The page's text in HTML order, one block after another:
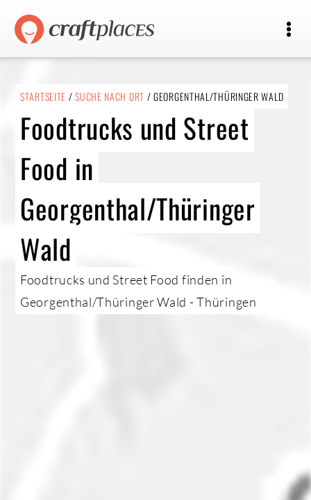
STARTSEITE /SUCHE NACH ORT / GEORGENTHAL/THÜRINGER WALD
Foodtrucks und Street
Food in
Georgenthal/Thüringer
Wald
Foodtrucks und Street Food finden in
Georgenthal/Thüringer Wald - Thüringen